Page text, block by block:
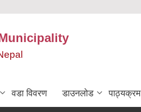
वडा विवरण डाउनलोड पाठ्यक्रम